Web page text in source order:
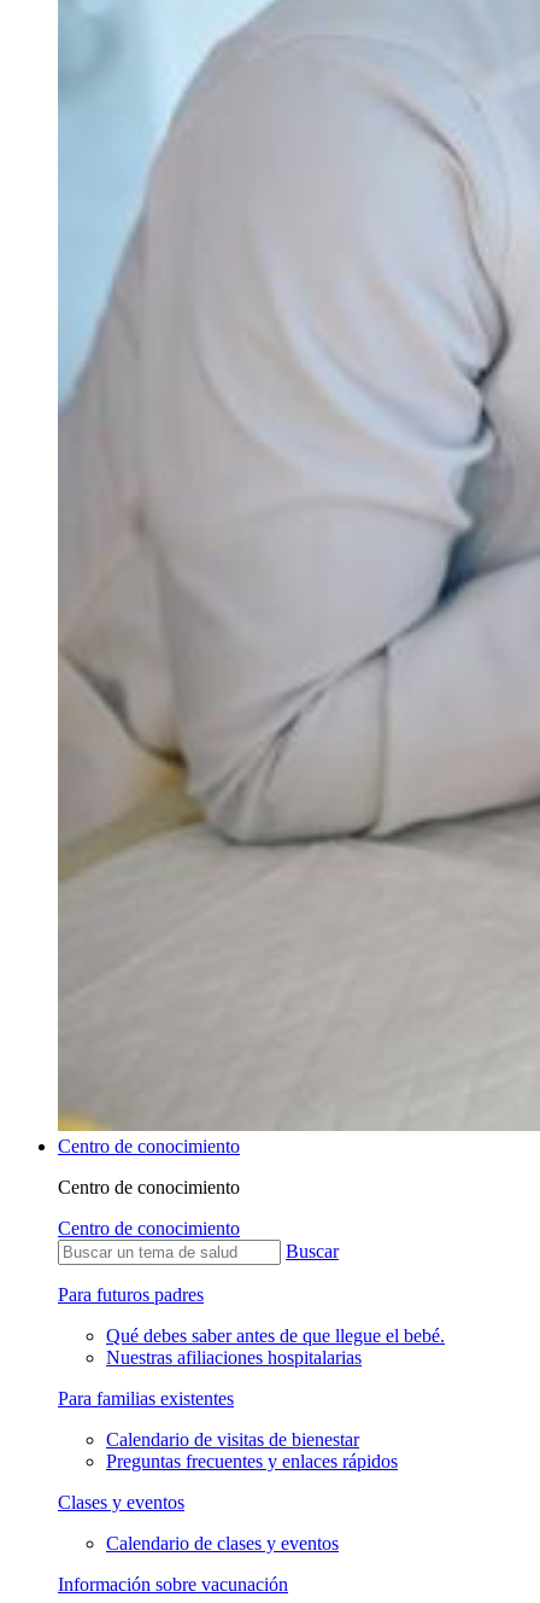
Centro de conocimiento
Centro de conocimiento
Centro de conocimiento
Buscar
Para futuros padres
Qué debes saber antes de que llegue el bebé.
Nuestras afiliaciones hospitalarias
Para familias existentes
Calendario de visitas de bienestar
Preguntas frecuentes y enlaces rápidos
Clases y eventos
Calendario de clases y eventos
Información sobre vacunación